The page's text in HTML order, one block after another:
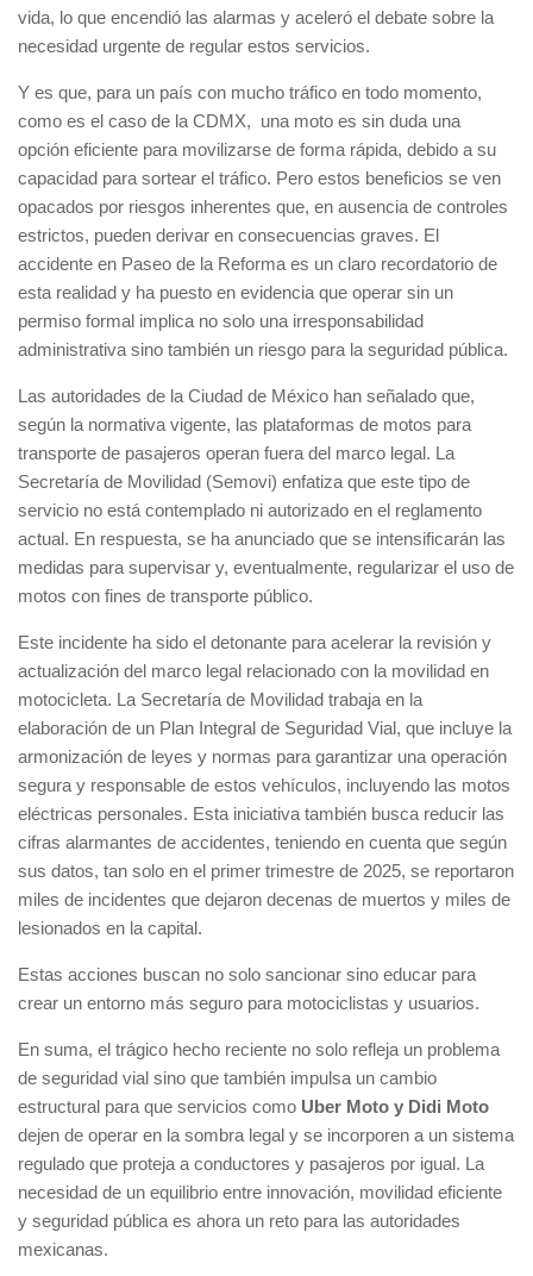
vida, lo que encendió las alarmas y aceleró el debate sobre la
necesidad urgente de regular estos servicios.
Y es que, para un país con mucho tráfico en todo momento,
como es el caso de la CDMX, una moto es sin duda una
opción eficiente para movilizarse de forma rápida, debido a su
capacidad para sortear el tráfico. Pero estos beneficios se ven
opacados por riesgos inherentes que, en ausencia de controles
estrictos, pueden derivar en consecuencias graves. El
accidente en Paseo de la Reforma es un claro recordatorio de
esta realidad y ha puesto en evidencia que operar sin un
permiso formal implica no solo una irresponsabilidad
administrativa sino también un riesgo para la seguridad pública.
Las autoridades de la Ciudad de México han señalado que,
según la normativa vigente, las plataformas de motos para
transporte de pasajeros operan fuera del marco legal. La
Secretaría de Movilidad (Semovi) enfatiza que este tipo de
servicio no está contemplado ni autorizado en el reglamento
actual. En respuesta, se ha anunciado que se intensificarán las
medidas para supervisar y, eventualmente, regularizar el uso de
motos con fines de transporte público.
Este incidente ha sido el detonante para acelerar la revisión y
actualización del marco legal relacionado con la movilidad en
motocicleta. La Secretaría de Movilidad trabaja en la
elaboración de un Plan Integral de Seguridad Vial, que incluye la
armonización de leyes y normas para garantizar una operación
segura y responsable de estos vehículos, incluyendo las motos
eléctricas personales. Esta iniciativa también busca reducir las
cifras alarmantes de accidentes, teniendo en cuenta que según
sus datos, tan solo en el primer trimestre de 2025, se reportaron
miles de incidentes que dejaron decenas de muertos y miles de
lesionados en la capital.
Estas acciones buscan no solo sancionar sino educar para
crear un entorno más seguro para motociclistas y usuarios.
En suma, el trágico hecho reciente no solo refleja un problema
de seguridad vial sino que también impulsa un cambio
estructural para que servicios como Uber Moto y Didi Moto
dejen de operar en la sombra legal y se incorporen a un sistema
regulado que proteja a conductores y pasajeros por igual. La
necesidad de un equilibrio entre innovación, movilidad eficiente
y seguridad pública es ahora un reto para las autoridades
mexicanas.